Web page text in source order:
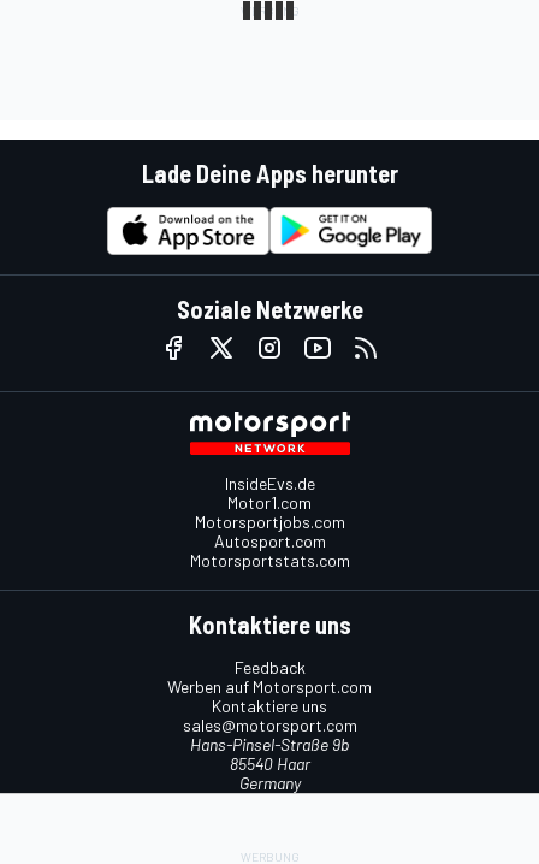
Lade Deine Apps herunter
Soziale Netzwerke
InsideEvs.de
Motor1.com
Motorsportjobs.com
Autosport.com
Motorsportstats.com
Kontaktiere uns
Feedback
Werben auf Motorsport.com
Kontaktiere uns
sales@motorsport.com
Hans-Pinsel-Straße 9b
85540 Haar
Germany